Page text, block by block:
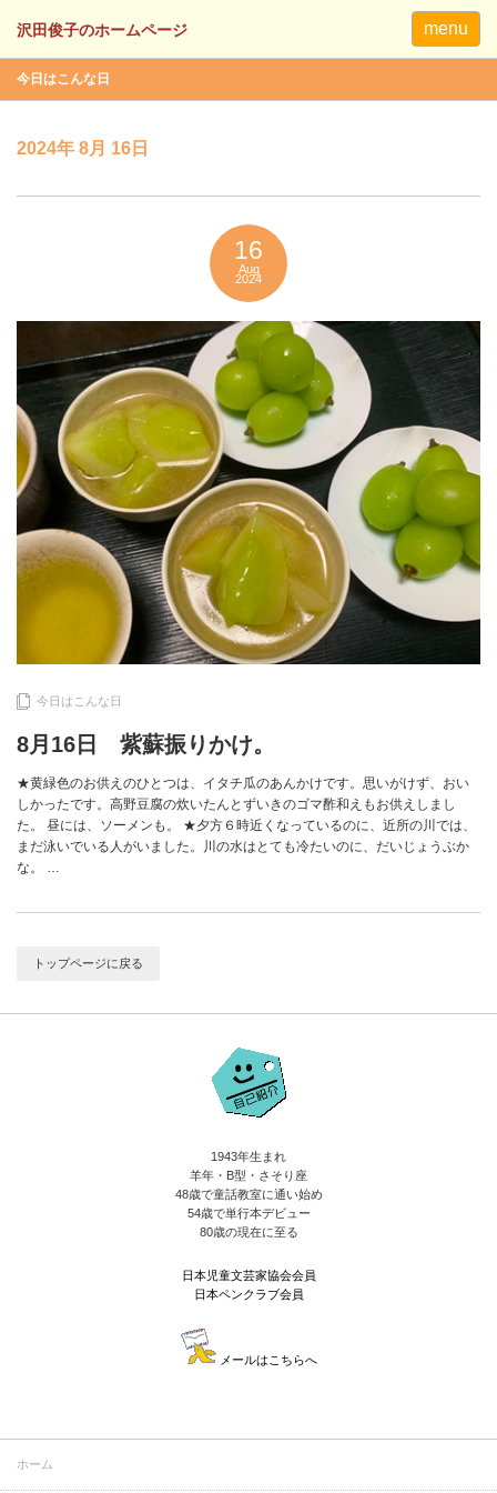
menu
今日はこんな日
2024年 8月 16日
16
Aug
2024
今日はこんな日
8月16日 紫蘇振りかけ。
★黄緑色のお供えのひとつは、イタチ瓜のあんかけです。思いがけず、おい
しかったです。高野豆腐の炊いたんとずいきのゴマ酢和えもお供えしまし
た。 昼には、ソーメンも。 ★夕方６時近くなっているのに、近所の川では、
まだ泳いでいる人がいました。川の水はとても冷たいのに、だいじょうぶか
な。 …
トップページに戻る
1943年生まれ
羊年・B型・さそり座
48歳で童話教室に通い始め
54歳で単行本デビュー
80歳の現在に至る
日本児童文芸家協会会員
日本ペンクラブ会員
メールはこちらへ
ホーム